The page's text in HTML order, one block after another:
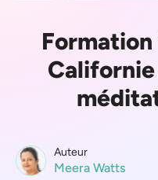
Formation
Auteur
Meera Watts